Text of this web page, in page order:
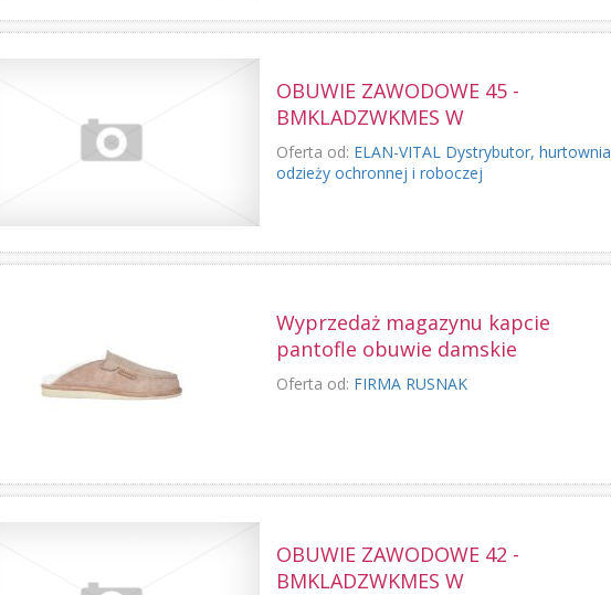
OBUWIE ZAWODOWE 45 -
BMKLADZWKMES W
Oferta od: ELAN-VITAL Dystrybutor, hurtownia
odzieży ochronnej i roboczej
Wyprzedaż magazynu kapcie
pantofle obuwie damskie
Oferta od: FIRMA RUSNAK
OBUWIE ZAWODOWE 42 -
BMKLADZWKMES W